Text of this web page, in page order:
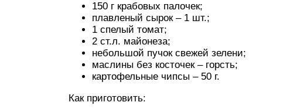
150 г крабовых палочек;
плавленый сырок – 1 шт.;
1 спелый томат;
2 ст.л. майонеза;
небольшой пучок свежей зелени;
маслины без косточек – горсть;
картофельные чипсы – 50 г.
Как приготовить: